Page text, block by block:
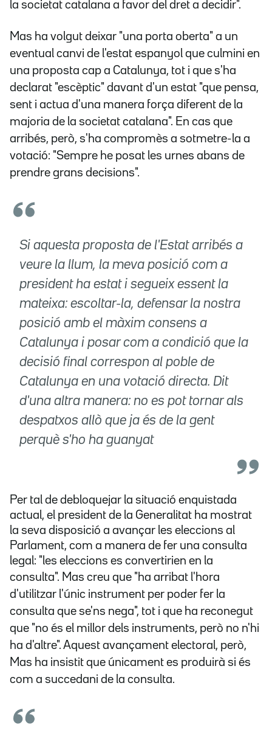
la societat catalana a favor del dret a decidir".
Mas ha volgut deixar "una porta oberta" a un
eventual canvi de l'estat espanyol que culmini en
una proposta cap a Catalunya, tot i que s'ha
declarat "escèptic" davant d'un estat "que pensa,
sent i actua d'una manera força diferent de la
majoria de la societat catalana". En cas que
arribés, però, s'ha compromès a sotmetre-la a
votació: "Sempre he posat les urnes abans de
prendre grans decisions".
Si aquesta proposta de l'Estat arribés a
veure la llum, la meva posició com a
president ha estat i segueix essent la
mateixa: escoltar-la, defensar la nostra
posició amb el màxim consens a
Catalunya i posar com a condició que la
decisió final correspon al poble de
Catalunya en una votació directa. Dit
d'una altra manera: no es pot tornar als
despatxos allò que ja és de la gent
perquè s'ho ha guanyat
Per tal de debloquejar la situació enquistada
actual, el president de la Generalitat ha mostrat
la seva disposició a avançar les eleccions al
Parlament, com a manera de fer una consulta
legal: "les eleccions es convertirien en la
consulta". Mas creu que "ha arribat l'hora
d'utilitzar l'únic instrument per poder fer la
consulta que se'ns nega", tot i que ha reconegut
que "no és el millor dels instruments, però no n'hi
ha d'altre". Aquest avançament electoral, però,
Mas ha insistit que únicament es produirà si és
com a succedani de la consulta.